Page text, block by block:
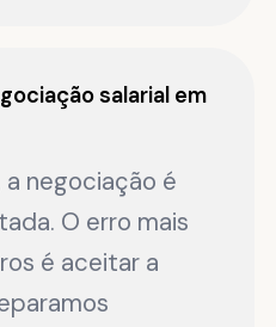
salarial em
a negociação é
O erro mais
é aceitar a